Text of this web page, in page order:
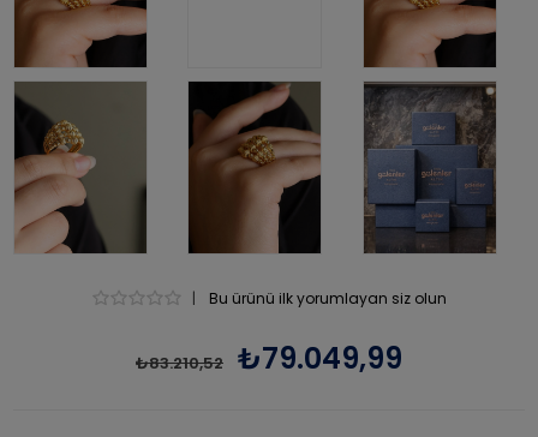
| Bu ürünü ilk yorumlayan siz olun
₺83.210,52 ₺79.049,99